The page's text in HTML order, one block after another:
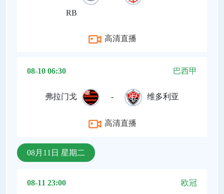
RB
高清直播
08-10 06:30 巴西甲
弗拉门戈 - 维多利亚
高清直播
08月11日 星期二
08-11 23:00 欧冠